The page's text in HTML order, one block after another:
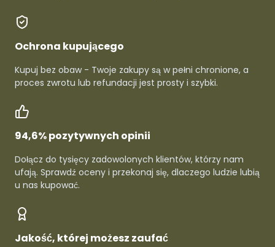
Ochrona kupującego
Kupuj bez obaw - Twoje zakupy są w pełni chronione, a
proces zwrotu lub refundacji jest prosty i szybki.
94,6% pozytywnych opinii
Dołącz do tysięcy zadowolonych klientów, którzy nam
ufają. Sprawdź oceny i przekonaj się, dlaczego ludzie lubią
u nas kupować.
Jakość, której możesz zaufać